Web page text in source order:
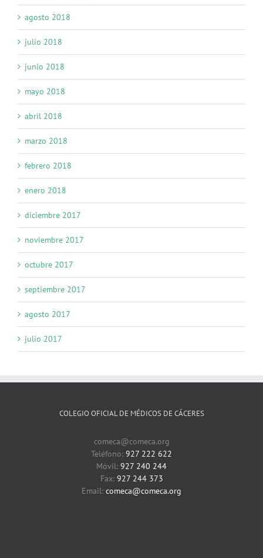
agosto 2018
julio 2018
junio 2018
mayo 2018
abril 2018
marzo 2018
febrero 2018
enero 2018
diciembre 2017
noviembre 2017
octubre 2017
septiembre 2017
agosto 2017
julio 2017
COLEGIO OFICIAL DE MÉDICOS DE CÁCERES
comeca@comeca.org
Teléfono: 927 222 622
Móvil: 927 240 244
Fax: 927 244 373
Email: comeca@comeca.org